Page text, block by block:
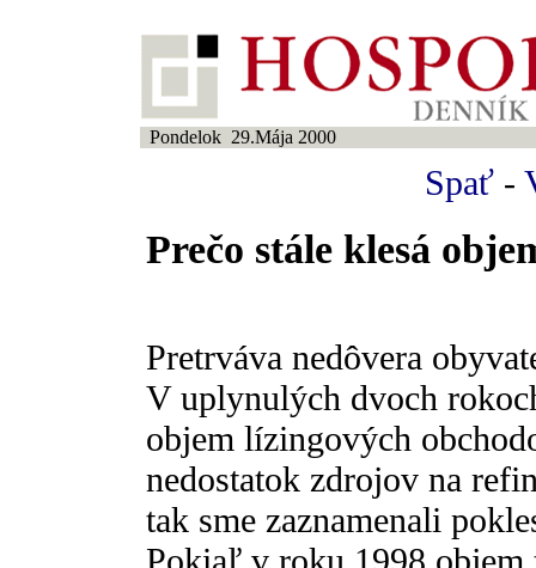
Pondelok 29.Mája 2000
Spať -
Prečo stále klesá
Pretrváva nedôvera
V uplynulých dvoch
objem lízingových
nedostatok zdrojov na
tak sme zaznamenali
Pokiaľ v roku 1998 objem